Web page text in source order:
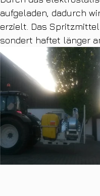
aufgeladen, dadurch
erzielt. Das
sondert haftet länger